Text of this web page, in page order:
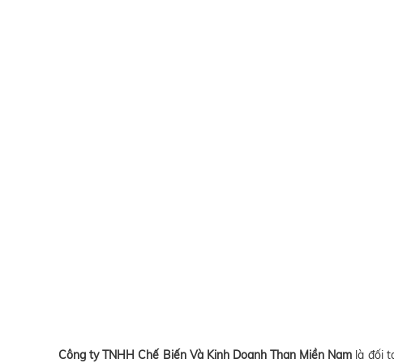
Công ty TNHH Chế Biến Và Kinh Doanh Than Miền Nam là đối